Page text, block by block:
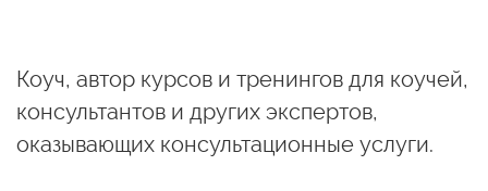
Коуч, автор курсов и тренингов для коучей,
консультантов и других экспертов,
оказывающих консультационные услуги.